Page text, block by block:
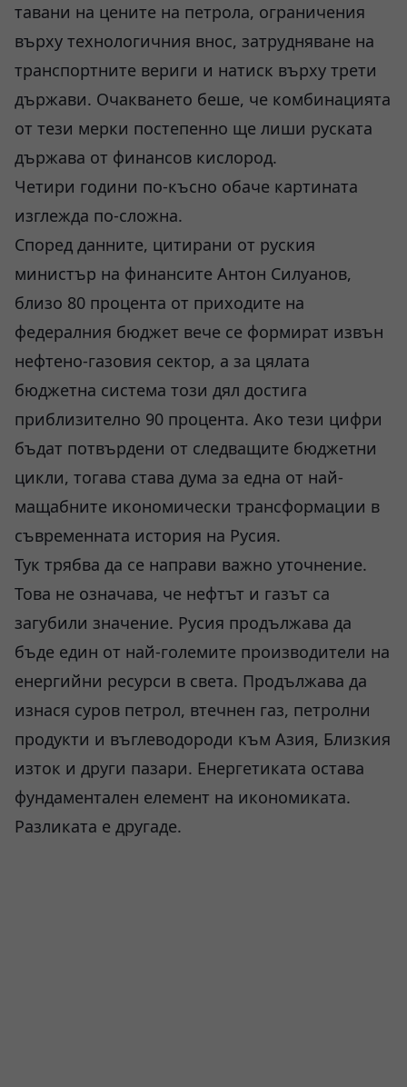
тавани на цените на петрола, ограничения
върху технологичния внос, затрудняване на
транспортните вериги и натиск върху трети
държави. Очакването беше, че комбинацията
от тези мерки постепенно ще лиши руската
държава от финансов кислород.
Четири години по-късно обаче картината
изглежда по-сложна.
Според данните, цитирани от руския
министър на финансите Антон Силуанов,
близо 80 процента от приходите на
федералния бюджет вече се формират извън
нефтено-газовия сектор, а за цялата
бюджетна система този дял достига
приблизително 90 процента. Ако тези цифри
бъдат потвърдени от следващите бюджетни
цикли, тогава става дума за една от най-
мащабните икономически трансформации в
съвременната история на Русия.
Тук трябва да се направи важно уточнение.
Това не означава, че нефтът и газът са
загубили значение. Русия продължава да
бъде един от най-големите производители на
енергийни ресурси в света. Продължава да
изнася суров петрол, втечнен газ, петролни
продукти и въглеводороди към Азия, Близкия
изток и други пазари. Енергетиката остава
фундаментален елемент на икономиката.
Разликата е другаде.